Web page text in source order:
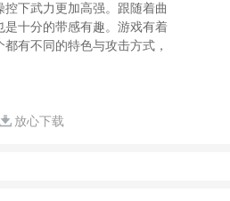
下武力更加高强。跟随着曲
十分的带感有趣。游戏有着
有不同的特色与攻击方式，
放心下载